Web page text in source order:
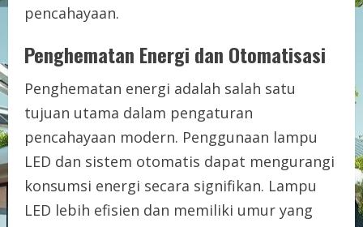
pencahayaan.
Penghematan Energi dan Otomatisasi
Penghematan energi adalah salah satu
tujuan utama dalam pengaturan
pencahayaan modern. Penggunaan lampu
LED dan sistem otomatis dapat mengurangi
konsumsi energi secara signifikan. Lampu
LED lebih efisien dan memiliki umur yang